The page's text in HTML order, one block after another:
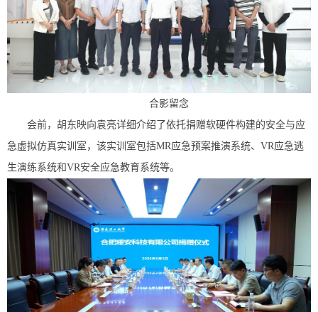
合影留念
会前，胡东映向袁亮详细介绍了依托捐赠软硬件构建的安全与应
急虚拟仿真实训室，该实训室包括MR应急预案推演系统、VR应急逃
生演练系统和VR安全应急教育系统等。